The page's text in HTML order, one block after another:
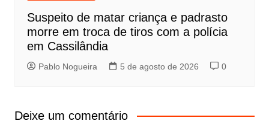
Suspeito de matar criança e padrasto
morre em troca de tiros com a polícia
em Cassilândia
Pablo Nogueira 5 de agosto de 2026 0
Deixe um comentário